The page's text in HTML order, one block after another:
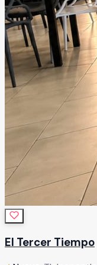
El Tercer Tiempo